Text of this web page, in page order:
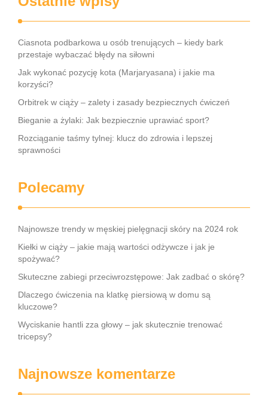
Ciasnota podbarkowa u osób trenujących – kiedy bark
przestaje wybaczać błędy na siłowni
Jak wykonać pozycję kota (Marjaryasana) i jakie ma
korzyści?
Orbitrek w ciąży – zalety i zasady bezpiecznych ćwiczeń
Bieganie a żylaki: Jak bezpiecznie uprawiać sport?
Rozciąganie taśmy tylnej: klucz do zdrowia i lepszej
sprawności
Polecamy
Najnowsze trendy w męskiej pielęgnacji skóry na 2024 rok
Kiełki w ciąży – jakie mają wartości odżywcze i jak je
spożywać?
Skuteczne zabiegi przeciwrozstępowe: Jak zadbać o skórę?
Dlaczego ćwiczenia na klatkę piersiową w domu są
kluczowe?
Wyciskanie hantli zza głowy – jak skutecznie trenować
tricepsy?
Najnowsze komentarze